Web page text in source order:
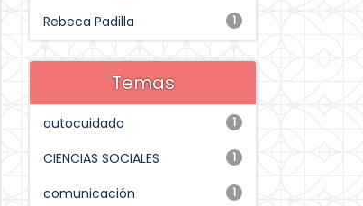
1
Rebeca Padilla
Temas
1
autocuidado
1
CIENCIAS SOCIALES
1
comunicación